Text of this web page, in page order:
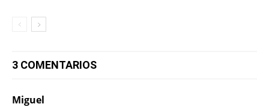
3 COMENTARIOS
Miguel